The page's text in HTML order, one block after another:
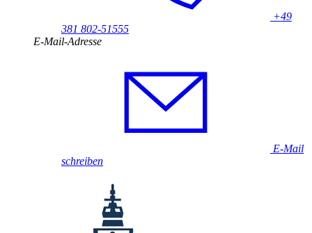
+49
381 802-51555
E-Mail-Adresse
E-Mail
schreiben